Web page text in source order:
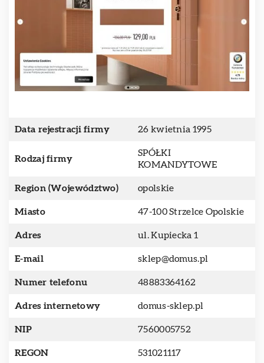
Data rejestracji firmy 26 kwietnia 1995
Rodzaj firmy
SPÓŁKI
KOMANDYTOWE
Region (Województwo) opolskie
Miasto 47-100 Strzelce Opolskie
Adres ul. Kupiecka 1
E-mail sklep@domus.pl
Numer telefonu 48883364162
Adres internetowy domus-sklep.pl
NIP 7560005752
REGON 531021117